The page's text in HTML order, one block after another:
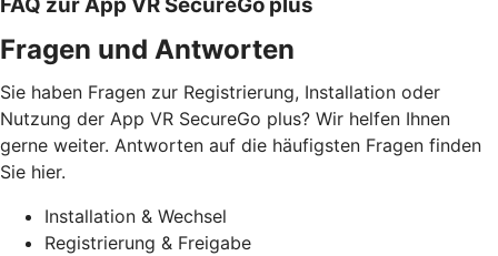
Fragen und Antworten
Sie haben Fragen zur Registrierung, Installation oder
Nutzung der App VR SecureGo plus? Wir helfen Ihnen
gerne weiter. Antworten auf die häufigsten Fragen finden
Sie hier.
Installation & Wechsel
Registrierung & Freigabe